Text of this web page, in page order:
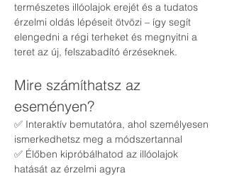
természetes illóolajok erejét és a tudatos
érzelmi oldás lépéseit ötvözi – így segít
elengedni a régi terheket és megnyitni a
teret az új, felszabadító érzéseknek.
Mire számíthatsz az
eseményen?
✅ Interaktív bemutatóra, ahol személyesen
ismerkedhetsz meg a módszertannal
✅ Élőben kipróbálhatod az illóolajok
hatását az érzelmi agyra